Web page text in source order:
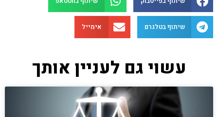
שיתוף בטלגרם אימייל
עשוי גם לעניין אותך